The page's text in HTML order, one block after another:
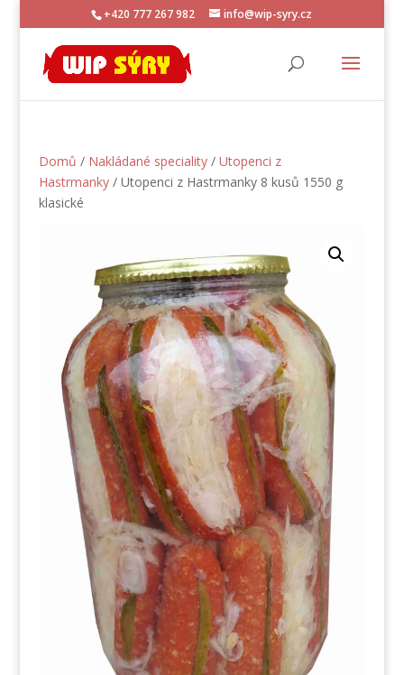
+420 777 267 982 info@wip-syry.cz
Domů / Nakládané speciality/ Utopenci z
Hastrmanky/ Utopenci z Hastrmanky 8 kusů 1550 g
klasické